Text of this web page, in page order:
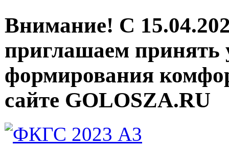
Внимание! С
приглашаем принять
формирования
сайте GOLOSZA.RU